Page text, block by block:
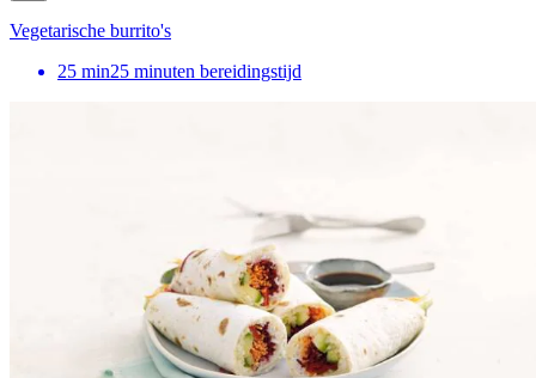
Vegetarische burrito's
25 min25 minuten bereidingstijd